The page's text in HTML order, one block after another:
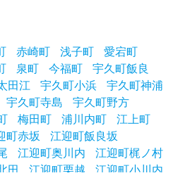
赤崎町 浅子町
愛宕町
泉町 今福町
宇久町飯良
田江 宇久町小浜
宇久町神浦
宇久町寺島
宇久町野方
梅田町 浦川内町
江上町
町赤坂
江迎町飯良坂
江迎町奥川内
江迎町梶ノ村
田 江迎町栗越
江迎町小川内